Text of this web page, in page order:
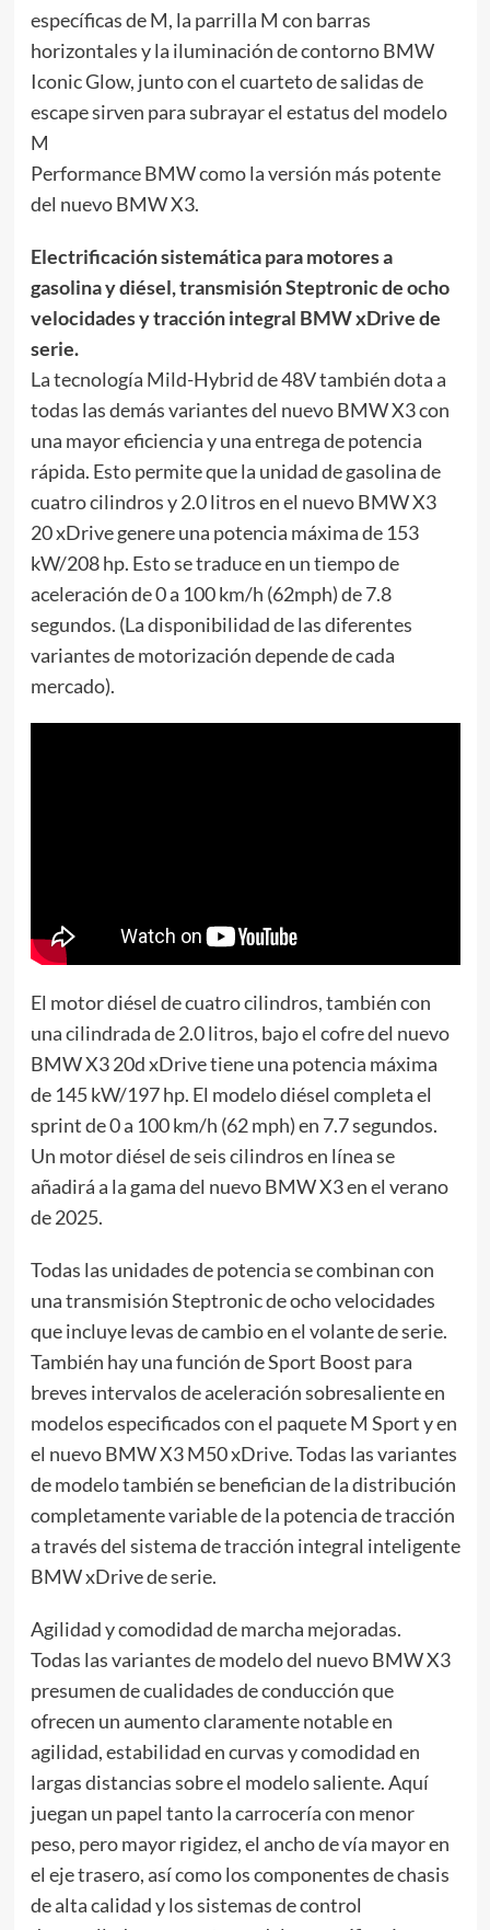
específicas de M, la parrilla M con barras
horizontales y la iluminación de contorno BMW
Iconic Glow, junto con el cuarteto de salidas de
escape sirven para subrayar el estatus del modelo
M
Performance BMW como la versión más potente
del nuevo BMW X3.
Electrificación sistemática para motores a
gasolina y diésel, transmisión Steptronic de ocho
velocidades y tracción integral BMW xDrive de
serie.
La tecnología Mild-Hybrid de 48V también dota a
todas las demás variantes del nuevo BMW X3 con
una mayor eficiencia y una entrega de potencia
rápida. Esto permite que la unidad de gasolina de
cuatro cilindros y 2.0 litros en el nuevo BMW X3
20 xDrive genere una potencia máxima de 153
kW/208 hp. Esto se traduce en un tiempo de
aceleración de 0 a 100 km/h (62mph) de 7.8
segundos. (La disponibilidad de las diferentes
variantes de motorización depende de cada
mercado).
El motor diésel de cuatro cilindros, también con
una cilindrada de 2.0 litros, bajo el cofre del nuevo
BMW X3 20d xDrive tiene una potencia máxima
de 145 kW/197 hp. El modelo diésel completa el
sprint de 0 a 100 km/h (62 mph) en 7.7 segundos.
Un motor diésel de seis cilindros en línea se
añadirá a la gama del nuevo BMW X3 en el verano
de 2025.
Todas las unidades de potencia se combinan con
una transmisión Steptronic de ocho velocidades
que incluye levas de cambio en el volante de serie.
También hay una función de Sport Boost para
breves intervalos de aceleración sobresaliente en
modelos especificados con el paquete M Sport y en
el nuevo BMW X3 M50 xDrive. Todas las variantes
de modelo también se benefician de la distribución
completamente variable de la potencia de tracción
a través del sistema de tracción integral inteligente
BMW xDrive de serie.
Agilidad y comodidad de marcha mejoradas.
Todas las variantes de modelo del nuevo BMW X3
presumen de cualidades de conducción que
ofrecen un aumento claramente notable en
agilidad, estabilidad en curvas y comodidad en
largas distancias sobre el modelo saliente. Aquí
juegan un papel tanto la carrocería con menor
peso, pero mayor rigidez, el ancho de vía mayor en
el eje trasero, así como los componentes de chasis
de alta calidad y los sistemas de control